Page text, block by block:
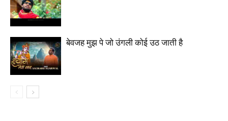
बेवजह मुझ पे जो उंगली कोई उठ जाती है